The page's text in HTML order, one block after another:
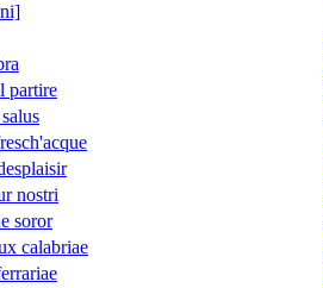
partire
nostri
soror
calabriae